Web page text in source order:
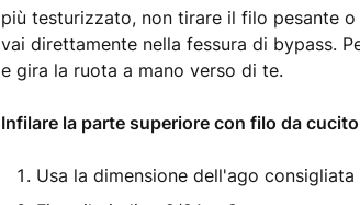
più testurizzato, non tirare il filo pesante
vai direttamente nella fessura di bypass.
e gira la ruota a mano verso di te.
Infilare la parte superiore con filo da
Usa la dimensione dell'ago